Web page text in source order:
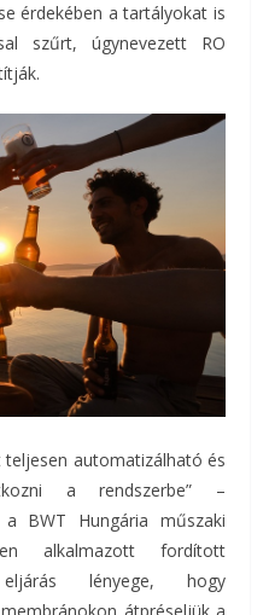
érdekében a tartályokat is
szűrt, úgynevezett RO
automatizálható és
a rendszerbe” –
BWT Hungária műszaki
alkalmazott fordított
lényege, hogy
átpréseljük a